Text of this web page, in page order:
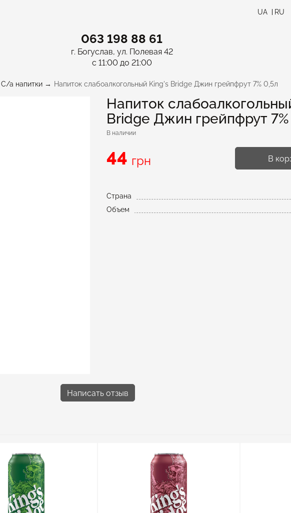
UA RU
063 198 88 61
г. Богуслав, ул. Полевая 42
с 11:00 до 21:00
С/а напитки Напиток слабоалкогольный King's Bridge Джин грейпфрут 7% 0,5л
Напиток
Bridge Джин грейпфрут
В наличии
44 грн В
Страна
Объем
Написать отзыв